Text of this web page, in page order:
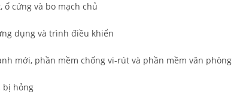
cứng và bo mạch chủ
dụng và trình điều khiển
mới, phần mềm chống vi-rút và phần mềm văn phòng
bị hỏng